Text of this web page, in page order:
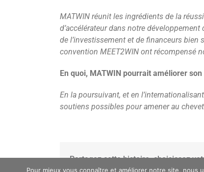
MATWIN réunit les ingrédients de la
d’accélérateur dans notre
de l’investissement et de financeurs
convention MEET2WIN ont récompensé
En quoi, MATWIN pourrait améliorer son
En la poursuivant, et en
soutiens possibles pour amener au
Partagez cette histoire, choisissez
Pour mieux vous connaître et améliorer notre site,